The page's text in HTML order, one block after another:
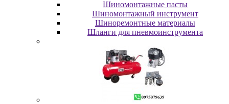
Шиномонтажные пасты
Шиномонтажный инструмент
Шиноремонтные материалы
Шлaнги для пнeвмoинcтpумeнтa